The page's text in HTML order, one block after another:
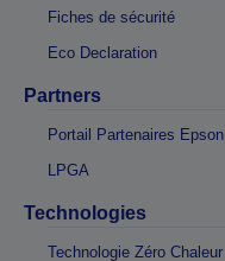
Fiches de sécurité
Eco Declaration
Partners
Portail Partenaires Epson
LPGA
Technologies
Technologie Zéro Chaleur